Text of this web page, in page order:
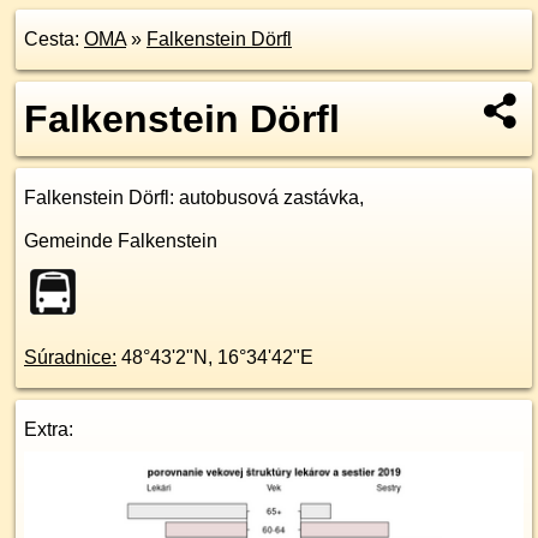
Cesta: OMA» Falkenstein Dörfl
Falkenstein Dörfl
Falkenstein Dörfl : autobusová zastávka,
Gemeinde Falkenstein
Súradnice: 48°43'2"N , 16°34'42"E
Extra: